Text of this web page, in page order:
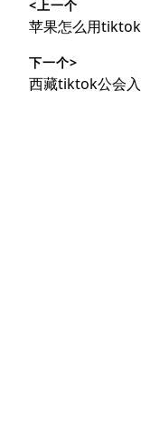
章
导
航
<上一个
上
文
章：
苹果怎么用
下一个>
下
西藏tiktok公会